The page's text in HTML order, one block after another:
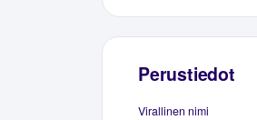
Perustiedot
Virallinen nimi